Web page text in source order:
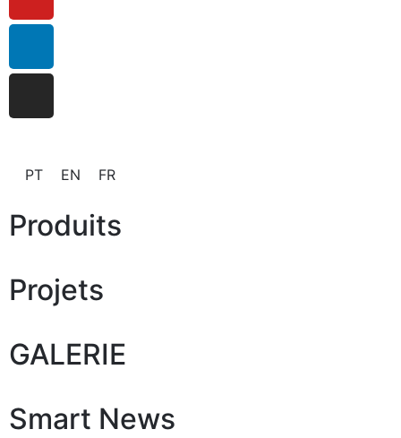
PT EN FR
Produits
Projets
GALERIE
Smart News